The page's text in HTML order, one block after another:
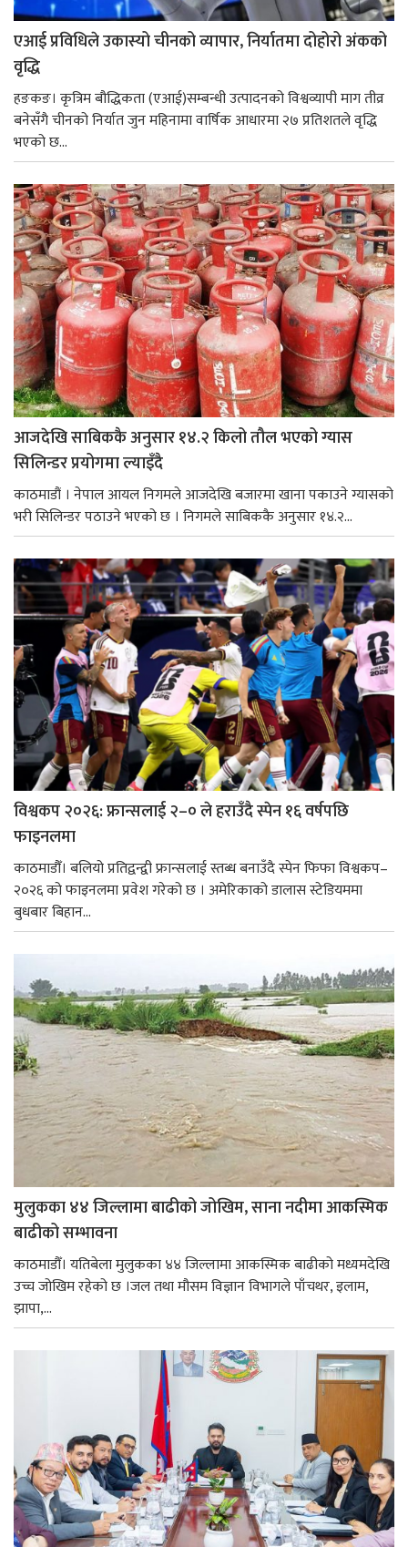
एआई प्रविधिले उकास्यो चीनको व्यापार, निर्यातमा दोहोरो अंकको
वृद्धि
हङकङ। कृत्रिम बौद्धिकता (एआई)सम्बन्धी उत्पादनको विश्वव्यापी माग तीव्र
बनेसँगै चीनको निर्यात जुन महिनामा वार्षिक आधारमा २७ प्रतिशतले वृद्धि
भएको छ...
आजदेखि साबिककै अनुसार १४.२ किलो तौल भएको ग्यास
सिलिन्डर प्रयोगमा ल्याइँदै
काठमाडौं । नेपाल आयल निगमले आजदेखि बजारमा खाना पकाउने ग्यासको
भरी सिलिन्डर पठाउने भएको छ । निगमले साबिककै अनुसार १४.२...
विश्वकप २०२६: फ्रान्सलाई २–० ले हराउँदै स्पेन १६ वर्षपछि
फाइनलमा
काठमाडौँ। बलियो प्रतिद्वन्द्वी फ्रान्सलाई स्तब्ध बनाउँदै स्पेन फिफा विश्वकप–
२०२६ को फाइनलमा प्रवेश गरेको छ । अमेरिकाको डालास स्टेडियममा
बुधबार बिहान...
मुलुकका ४४ जिल्लामा बाढीको जोखिम, साना नदीमा आकस्मिक
बाढीको सम्भावना
काठमाडौँ। यतिबेला मुलुकका ४४ जिल्लामा आकस्मिक बाढीको मध्यमदेखि
उच्च जोखिम रहेको छ ।जल तथा मौसम विज्ञान विभागले पाँचथर, इलाम,
झापा,...